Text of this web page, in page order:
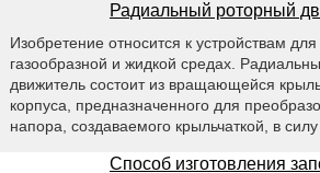
Радиальный роторный
Изобретение относится к устройствам
газообразной и жидкой средах.
движитель состоит из вращающейся
корпуса, предназначенного для
напора, создаваемого крыльчаткой, в силу
Способ изготовления